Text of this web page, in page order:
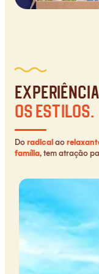
os estilos.
Do radical ao
família, tem atração